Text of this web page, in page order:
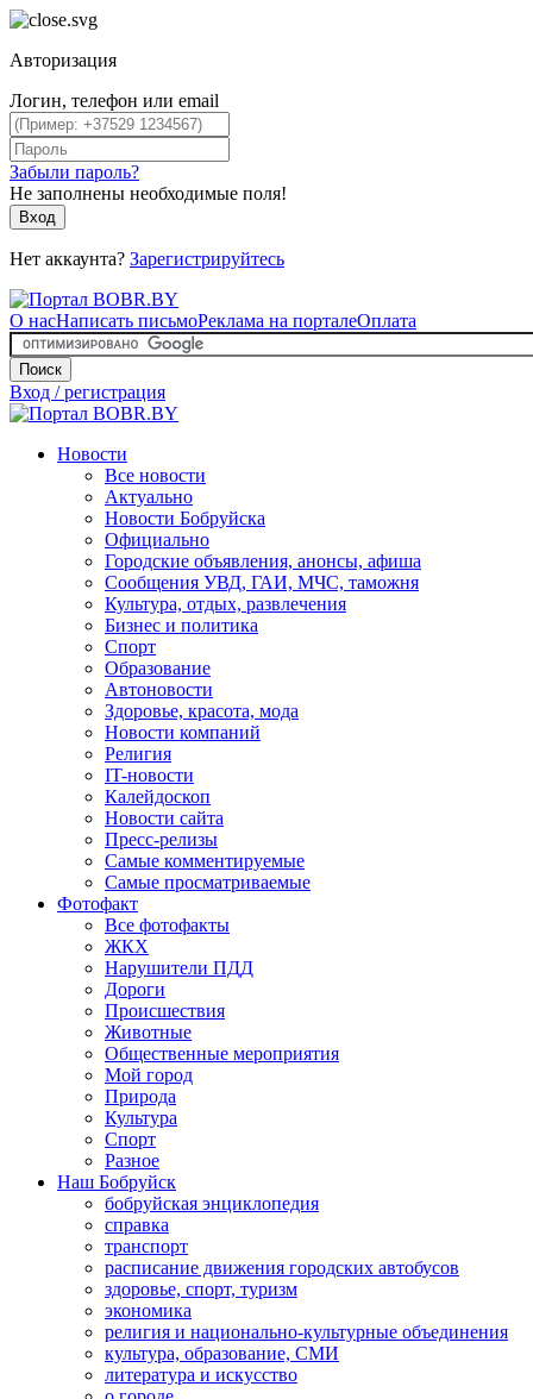
Авторизация
Логин, телефон или email
Забыли пароль?
Не заполнены необходимые поля!
Вход
Нет аккаунта? Зарегистрируйтесь
О насНаписать письмоРеклама на порталеОплата
Поиск
Вход / регистрация
Новости
Все новости
Актуально
Новости Бобруйска
Официально
Городские объявления, анонсы, афиша
Сообщения УВД, ГАИ, МЧС, таможня
Культура, отдых, развлечения
Бизнес и политика
Спорт
Образование
Автоновости
Здоровье, красота, мода
Новости компаний
Религия
IT-новости
Калейдоскоп
Новости сайта
Пресс-релизы
Самые комментируемые
Самые просматриваемые
Фотофакт
Все фотофакты
ЖКХ
Нарушители ПДД
Дороги
Происшествия
Животные
Общественные мероприятия
Мой город
Природа
Культура
Спорт
Разное
Наш Бобруйск
бобруйская энциклопедия
справка
транспорт
расписание движения городских автобусов
здоровье, спорт, туризм
экономика
религия и национально-культурные объединения
культура, образование, СМИ
литература и искусство